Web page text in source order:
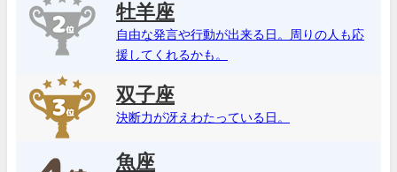
牡羊座
自由な発言や行動が出来る日。周りの人も応
援してくれるかも。
双子座
決断力が冴えわたっている日。
魚座